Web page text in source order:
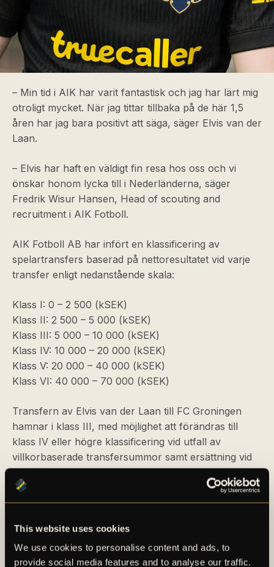
This website uses cookies
We use cookies to personalise content and ads, to
provide social media features and to analyse our traffic.
– Min tid i AIK har varit fantastisk och jag har lärt mig
otroligt mycket. När jag tittar tillbaka på de här 1,5
åren har jag bara positivt att säga, säger Elvis van der
Laan.
– Elvis har haft en väldigt fin resa hos oss och vi
önskar honom lycka till i Nederländerna, säger
Fredrik Wisur Hansen, Head of scouting and
recruitment i AIK Fotboll.
AIK Fotboll AB har infört en klassificering av
spelartransfers baserad på nettoresultatet vid varje
transfer enligt nedanstående skala:
Klass I: 0 – 2 500 (kSEK)
Klass II: 2 500 – 5 000 (kSEK)
Klass III: 5 000 – 10 000 (kSEK)
Klass IV: 10 000 – 20 000 (kSEK)
Klass V: 20 000 – 40 000 (kSEK)
Klass VI: 40 000 – 70 000 (kSEK)
Transfern av Elvis van der Laan till FC Groningen
hamnar i klass III, med möjlighet att förändras till
klass IV eller högre klassificering vid utfall av
villkorbaserade transfersummor samt ersättning vid
vidareförsäljning av spelaren. Beloppen i skalan
avser resultateffekt netto av en spelarförsäljning i
enlighet med Uefas definition av resultatmåttet
agentarvoden och andra försäljningskostnader samt
avskrivning på spelare.